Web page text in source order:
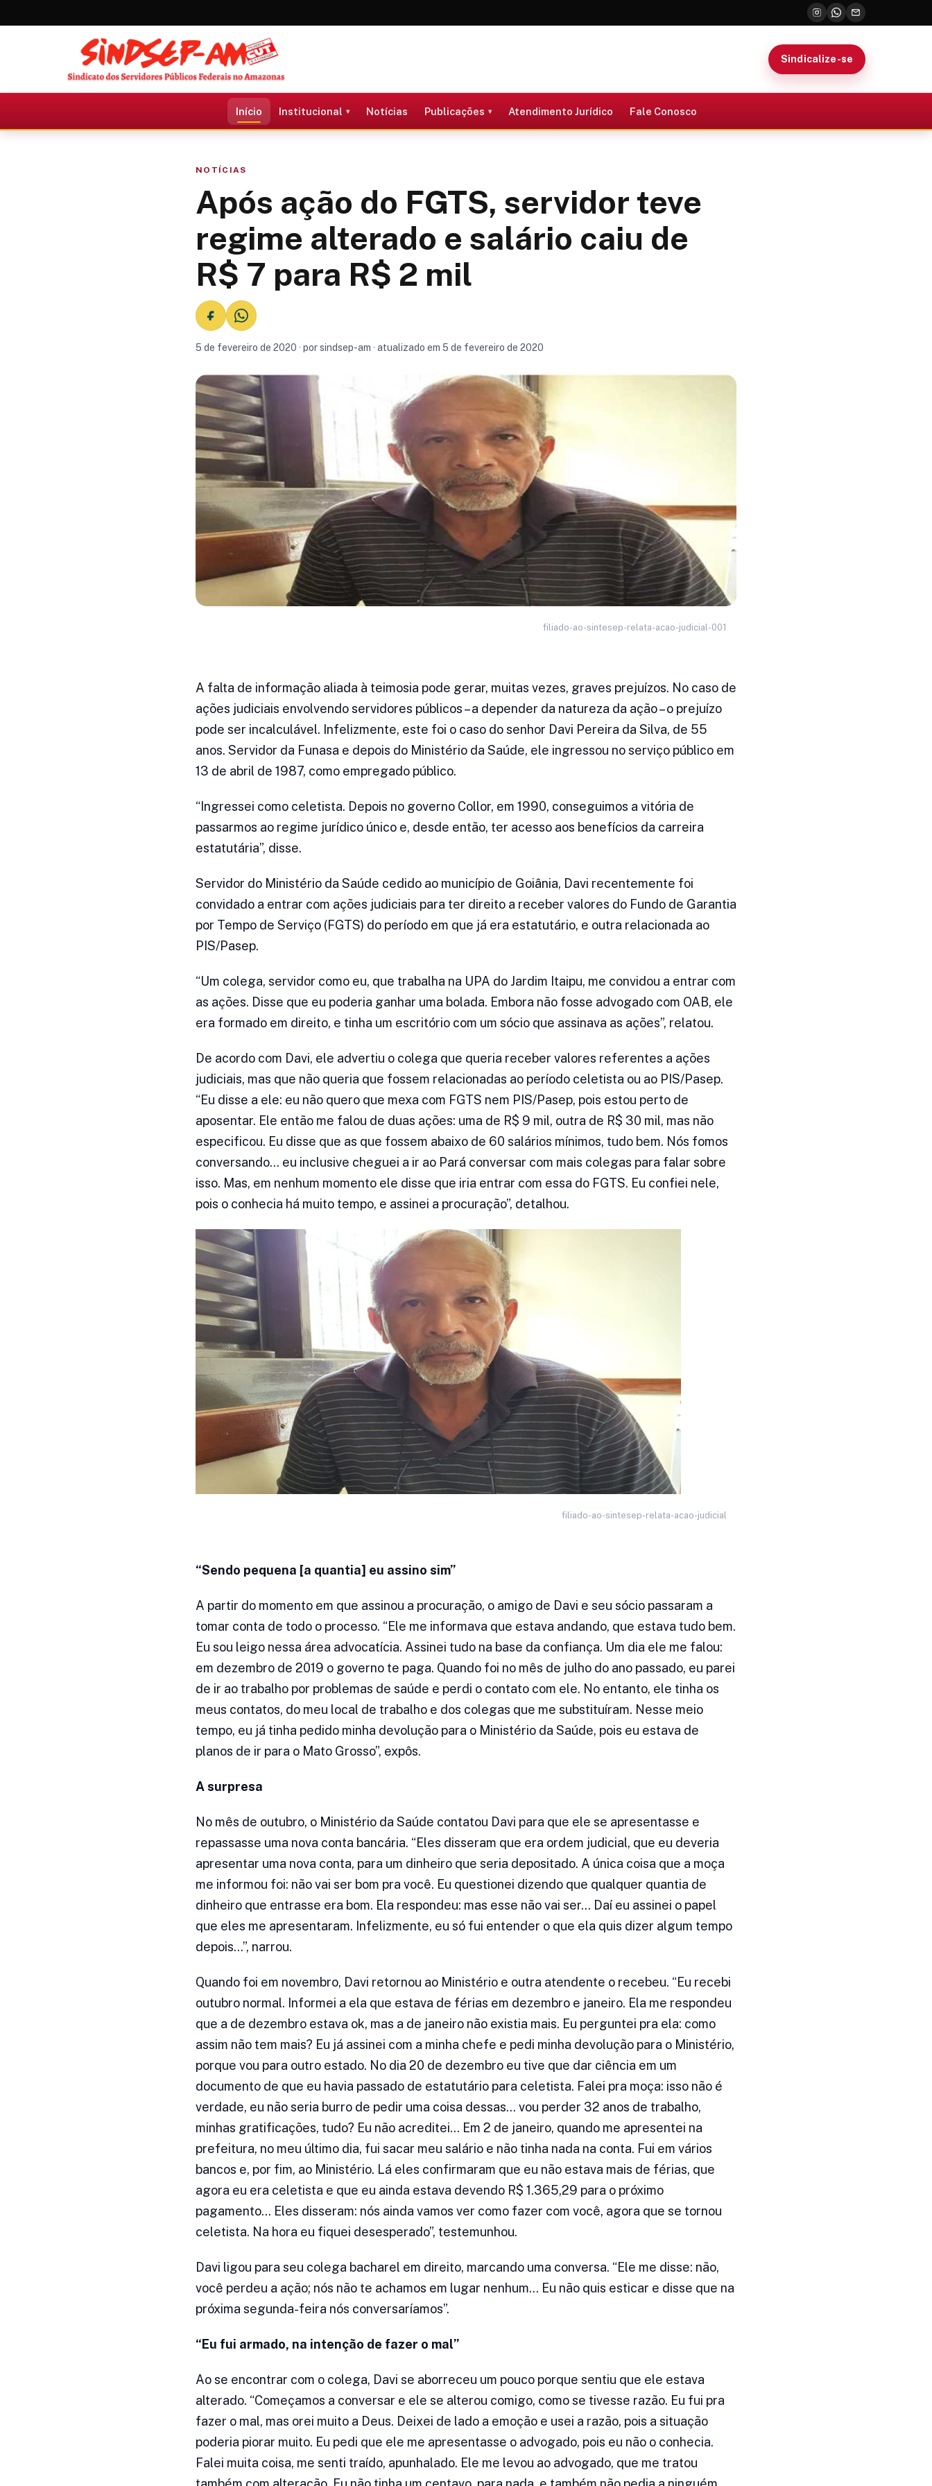
Sindicalize-se
Início Institucional Notícias Publicações Atendimento Jurídico Fale Conosco
NOTÍCIAS
Após ação do FGTS, servidor teve
regime alterado e salário caiu de
R$ 7 para R$ 2 mil
5 de fevereiro de 2020 · por sindsep-am · atualizado em 5 de fevereiro de 2020
filiado-ao-sintesep-relata-acao-judicial-001
A falta de informação aliada à teimosia pode gerar, muitas vezes, graves prejuízos. No caso de
ações judiciais envolvendo servidores públicos – a depender da natureza da ação – o prejuízo
pode ser incalculável. Infelizmente, este foi o caso do senhor Davi Pereira da Silva, de 55
anos. Servidor da Funasa e depois do Ministério da Saúde, ele ingressou no serviço público em
13 de abril de 1987, como empregado público.
“Ingressei como celetista. Depois no governo Collor, em 1990, conseguimos a vitória de
passarmos ao regime jurídico único e, desde então, ter acesso aos benefícios da carreira
estatutária”, disse.
Servidor do Ministério da Saúde cedido ao município de Goiânia, Davi recentemente foi
convidado a entrar com ações judiciais para ter direito a receber valores do Fundo de Garantia
por Tempo de Serviço (FGTS) do período em que já era estatutário, e outra relacionada ao
PIS/Pasep.
“Um colega, servidor como eu, que trabalha na UPA do Jardim Itaipu, me convidou a entrar com
as ações. Disse que eu poderia ganhar uma bolada. Embora não fosse advogado com OAB, ele
era formado em direito, e tinha um escritório com um sócio que assinava as ações”, relatou.
De acordo com Davi, ele advertiu o colega que queria receber valores referentes a ações
judiciais, mas que não queria que fossem relacionadas ao período celetista ou ao PIS/Pasep.
“Eu disse a ele: eu não quero que mexa com FGTS nem PIS/Pasep, pois estou perto de
aposentar. Ele então me falou de duas ações: uma de R$ 9 mil, outra de R$ 30 mil, mas não
especificou. Eu disse que as que fossem abaixo de 60 salários mínimos, tudo bem. Nós fomos
conversando… eu inclusive cheguei a ir ao Pará conversar com mais colegas para falar sobre
isso. Mas, em nenhum momento ele disse que iria entrar com essa do FGTS. Eu confiei nele,
pois o conhecia há muito tempo, e assinei a procuração”, detalhou.
filiado-ao-sintesep-relata-acao-judicial
“Sendo pequena [a quantia] eu assino sim”
A partir do momento em que assinou a procuração, o amigo de Davi e seu sócio passaram a
tomar conta de todo o processo. “Ele me informava que estava andando, que estava tudo bem.
Eu sou leigo nessa área advocatícia. Assinei tudo na base da confiança. Um dia ele me falou:
em dezembro de 2019 o governo te paga. Quando foi no mês de julho do ano passado, eu parei
de ir ao trabalho por problemas de saúde e perdi o contato com ele. No entanto, ele tinha os
meus contatos, do meu local de trabalho e dos colegas que me substituíram. Nesse meio
tempo, eu já tinha pedido minha devolução para o Ministério da Saúde, pois eu estava de
planos de ir para o Mato Grosso”, expôs.
A surpresa
No mês de outubro, o Ministério da Saúde contatou Davi para que ele se apresentasse e
repassasse uma nova conta bancária. “Eles disseram que era ordem judicial, que eu deveria
apresentar uma nova conta, para um dinheiro que seria depositado. A única coisa que a moça
me informou foi: não vai ser bom pra você. Eu questionei dizendo que qualquer quantia de
dinheiro que entrasse era bom. Ela respondeu: mas esse não vai ser… Daí eu assinei o papel
que eles me apresentaram. Infelizmente, eu só fui entender o que ela quis dizer algum tempo
depois…”, narrou.
Quando foi em novembro, Davi retornou ao Ministério e outra atendente o recebeu. “Eu recebi
outubro normal. Informei a ela que estava de férias em dezembro e janeiro. Ela me respondeu
que a de dezembro estava ok, mas a de janeiro não existia mais. Eu perguntei pra ela: como
assim não tem mais? Eu já assinei com a minha chefe e pedi minha devolução para o Ministério,
porque vou para outro estado. No dia 20 de dezembro eu tive que dar ciência em um
documento de que eu havia passado de estatutário para celetista. Falei pra moça: isso não é
verdade, eu não seria burro de pedir uma coisa dessas… vou perder 32 anos de trabalho,
minhas gratificações, tudo? Eu não acreditei… Em 2 de janeiro, quando me apresentei na
prefeitura, no meu último dia, fui sacar meu salário e não tinha nada na conta. Fui em vários
bancos e, por fim, ao Ministério. Lá eles confirmaram que eu não estava mais de férias, que
agora eu era celetista e que eu ainda estava devendo R$ 1.365,29 para o próximo
pagamento… Eles disseram: nós ainda vamos ver como fazer com você, agora que se tornou
celetista. Na hora eu fiquei desesperado”, testemunhou.
Davi ligou para seu colega bacharel em direito, marcando uma conversa. “Ele me disse: não,
você perdeu a ação; nós não te achamos em lugar nenhum… Eu não quis esticar e disse que na
próxima segunda-feira nós conversaríamos”.
“Eu fui armado, na intenção de fazer o mal”
Ao se encontrar com o colega, Davi se aborreceu um pouco porque sentiu que ele estava
alterado. “Começamos a conversar e ele se alterou comigo, como se tivesse razão. Eu fui pra
fazer o mal, mas orei muito a Deus. Deixei de lado a emoção e usei a razão, pois a situação
poderia piorar muito. Eu pedi que ele me apresentasse o advogado, pois eu não o conhecia.
Falei muita coisa, me senti traído, apunhalado. Ele me levou ao advogado, que me tratou